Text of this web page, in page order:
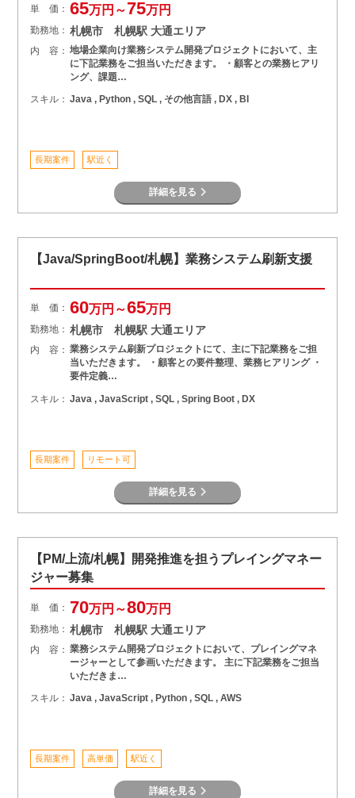
単 価： 65万円～75万円
勤務地： 札幌市 札幌駅 大通エリア
内 容： 地場企業向け業務システム開発プロジェクトにおいて、主
に下記業務をご担当いただきます。 ・顧客との業務ヒアリ
ング、課題…
スキル： Java , Python , SQL , その他言語 , DX , BI
長期案件 駅近く
詳細を見る
【Java/SpringBoot/札幌】業務システム刷新支援
単 価： 60万円～65万円
勤務地： 札幌市 札幌駅 大通エリア
内 容： 業務システム刷新プロジェクトにて、主に下記業務をご担
当いただきます。 ・顧客との要件整理、業務ヒアリング ・
要件定義…
スキル： Java , JavaScript , SQL , Spring Boot , DX
長期案件 リモート可
詳細を見る
【PM/上流/札幌】開発推進を担うプレイングマネー
ジャー募集
単 価： 70万円～80万円
勤務地： 札幌市 札幌駅 大通エリア
内 容： 業務システム開発プロジェクトにおいて、プレイングマネ
ージャーとして参画いただきます。 主に下記業務をご担当
いただきま…
スキル： Java , JavaScript , Python , SQL , AWS
長期案件 高単価 駅近く
詳細を見る